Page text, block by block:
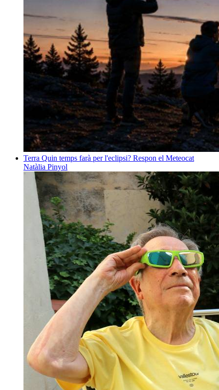
Terra Quin temps farà per l'eclipsi? Respon el Meteocat
Natàlia Pinyol